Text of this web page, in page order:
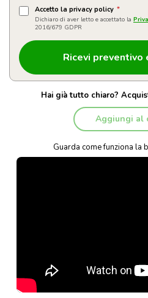
Accetto la privacy policy *
Dichiaro di aver letto e accettato la
2016/679 GDPR
Hai già tutto chiaro?
Aggiungi al
Guarda come funziona la